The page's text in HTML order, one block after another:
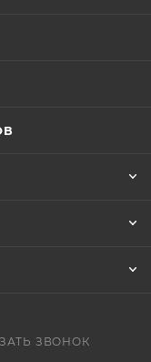
ЗВОНОК